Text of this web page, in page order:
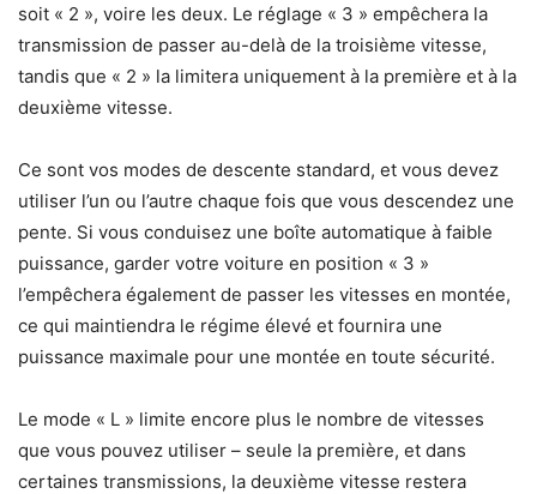
soit « 2 », voire les deux. Le réglage « 3 » empêchera la
transmission de passer au-delà de la troisième vitesse,
tandis que « 2 » la limitera uniquement à la première et à la
deuxième vitesse.
Ce sont vos modes de descente standard, et vous devez
utiliser l’un ou l’autre chaque fois que vous descendez une
pente. Si vous conduisez une boîte automatique à faible
puissance, garder votre voiture en position « 3 »
l’empêchera également de passer les vitesses en montée,
ce qui maintiendra le régime élevé et fournira une
puissance maximale pour une montée en toute sécurité.
Le mode « L » limite encore plus le nombre de vitesses
que vous pouvez utiliser – seule la première, et dans
certaines transmissions, la deuxième vitesse restera